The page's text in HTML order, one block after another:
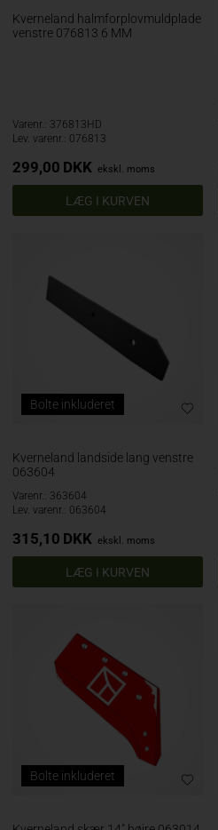
Kverneland halmforplovmuldplade
venstre 076813 6 MM
Varenr.: 376813HD
Lev. varenr.: 076813
299,00 DKK ekskl. moms
Bolte inkluderet
Kverneland landside lang venstre
063604
Varenr.: 363604
Lev. varenr.: 063604
315,10 DKK ekskl. moms
Bolte inkluderet